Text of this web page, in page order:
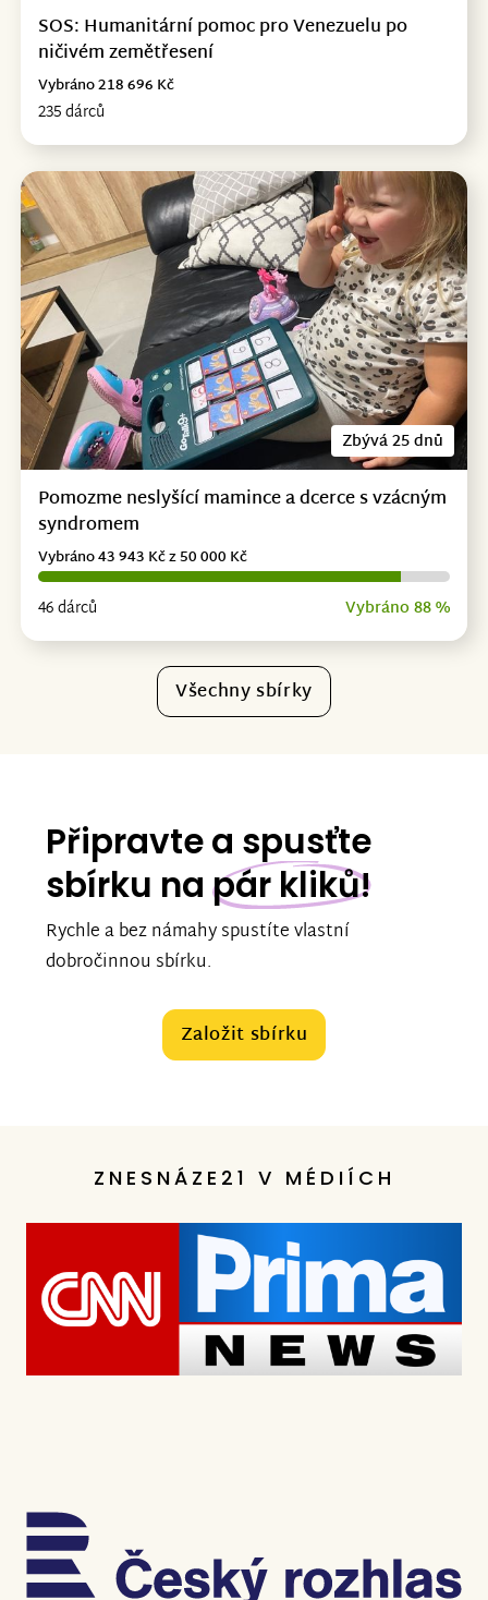
SOS: Humanitární pomoc pro Venezuelu po
ničivém zemětřesení
235 dárců
Vybráno 218 696 Kč
Zbývá 25 dnů
Pomozme neslyšící mamince a dcerce s vzácným
syndromem
46 dárců Vybráno 88 %
Vybráno 43 943 Kč z 50 000 Kč
Všechny sbírky
Připravte a spusťte
sbírku na pár kliků!
Rychle a bez námahy spustíte vlastní
dobročinnou sbírku.
Založit sbírku
ZNESNÁZE21 V MÉDIÍCH